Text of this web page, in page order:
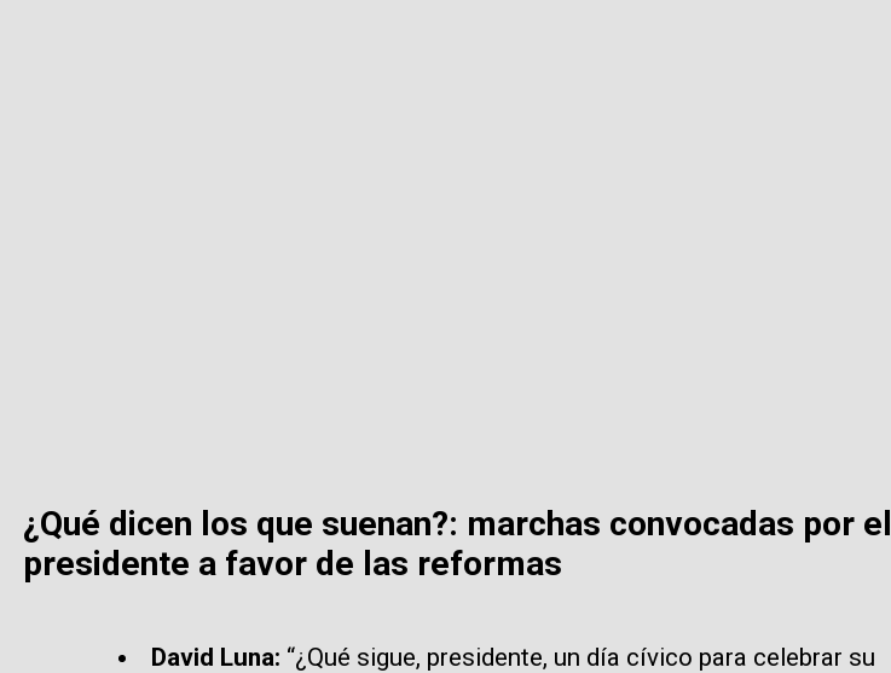
¿Qué dicen los que suenan?: marchas convocadas por el
presidente a favor de las reformas
David Luna: “¿Qué sigue, presidente, un día cívico para celebrar su